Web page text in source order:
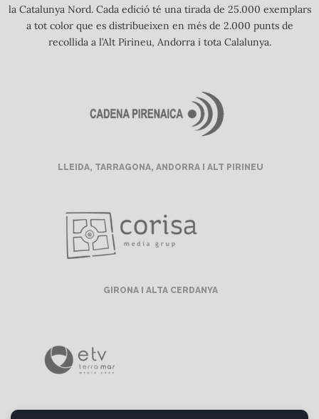
la Catalunya Nord. Cada edició té una tirada de 25.000 exemplars
a tot color que es distribueixen en més de 2.000 punts de
recollida a l’Alt Pirineu, Andorra i tota Calalunya.
LLEIDA, TARRAGONA, ANDORRA I ALT PIRINEU
GIRONA I ALTA CERDANYA
BARCELONA